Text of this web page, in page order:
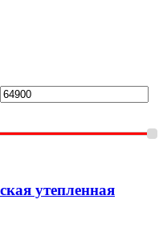
утепленная